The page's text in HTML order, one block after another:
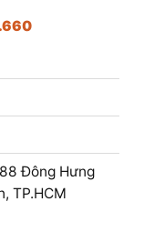
Đông Hưng
TP.HCM